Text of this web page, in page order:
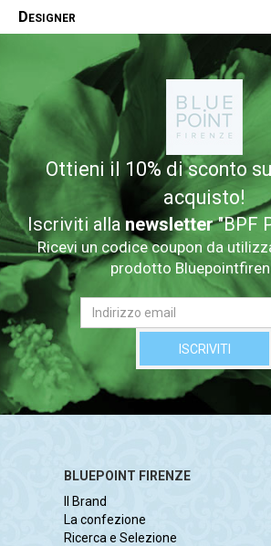
Designer
Ottieni il 10% di sconto
acquisto!
Iscriviti allanewsletter"BPF
Ricevi un codice coupon da
prodotto
BLUEPOINT FIRENZE
Il Brand
La confezione
Ricerca e Selezione